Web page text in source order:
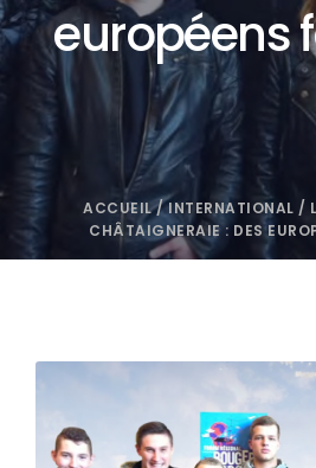
ACCUEIL / INTERNATIONAL /
CHÂTAIGNERAIE : DES
européens